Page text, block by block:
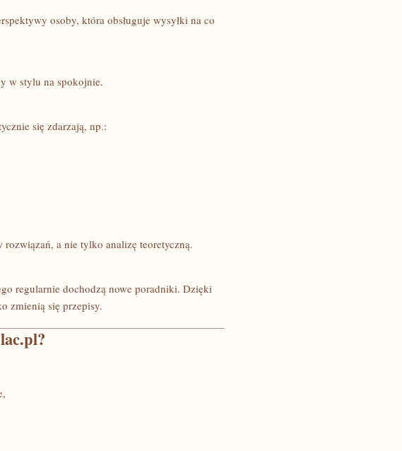
osoby, która obsługuje wysyłki na co
w stylu na spokojnie.
się zdarzają, np.:
a nie tylko analizę teoretyczną.
regularnie dochodzą nowe poradniki. Dzięki
zmienią się przepisy.